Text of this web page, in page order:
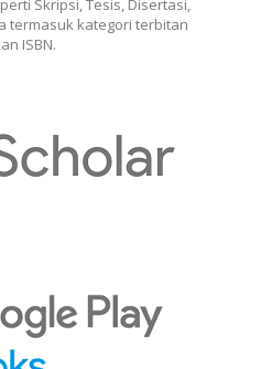
Skripsi, Tesis, Disertasi,
termasuk kategori terbitan
ISBN.